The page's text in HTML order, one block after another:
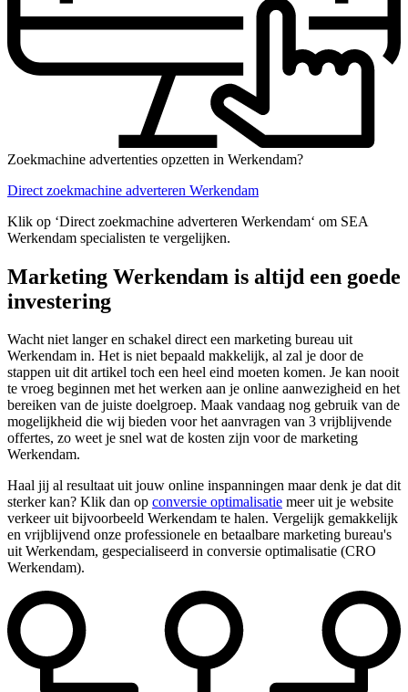
Zoekmachine advertenties opzetten in Werkendam?
Direct zoekmachine adverteren Werkendam
Klik op ‘Direct zoekmachine adverteren Werkendam‘ om SEA
Werkendam specialisten te vergelijken.
Marketing Werkendam is altijd een goede
investering
Wacht niet langer en schakel direct een marketing bureau uit
Werkendam in. Het is niet bepaald makkelijk, al zal je door de
stappen uit dit artikel toch een heel eind moeten komen. Je kan nooit
te vroeg beginnen met het werken aan je online aanwezigheid en het
bereiken van de juiste doelgroep. Maak vandaag nog gebruik van de
mogelijkheid die wij bieden voor het aanvragen van 3 vrijblijvende
offertes, zo weet je snel wat de kosten zijn voor de marketing
Werkendam.
Haal jij al resultaat uit jouw online inspanningen maar denk je dat dit
sterker kan? Klik dan op conversie optimalisatie meer uit je website
verkeer uit bijvoorbeeld Werkendam te halen. Vergelijk gemakkelijk
en vrijblijvend onze professionele en betaalbare marketing bureau's
uit Werkendam, gespecialiseerd in conversie optimalisatie (CRO
Werkendam).